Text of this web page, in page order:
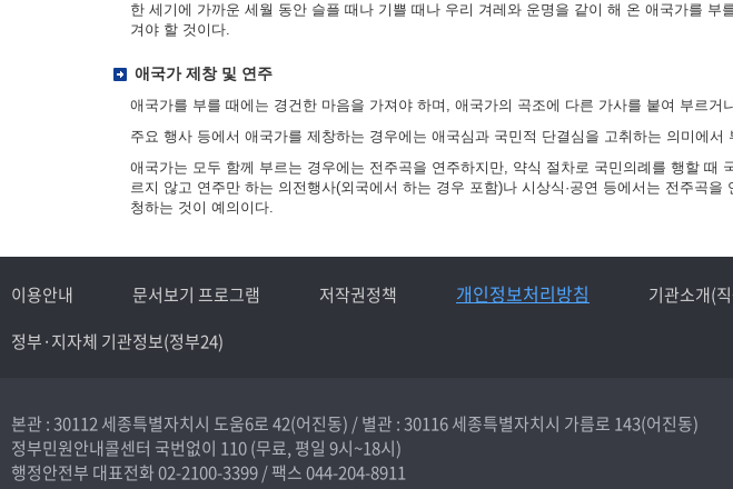
한 세기에 가까운 세월 동안 슬플 때나 기쁠 때나 우리 겨레와 운명을 같이 해 온 애국가를 부
겨야 할 것이다.
애국가 제창 및 연주
애국가를 부를 때에는 경건한 마음을 가져야 하며, 애국가의 곡조에 다른 가사를 붙여 부르거
주요 행사 등에서 애국가를 제창하는 경우에는 애국심과 국민적 단결심을 고취하는 의미에
애국가는 모두 함께 부르는 경우에는 전주곡을 연주하지만, 약식 절차로 국민의례를 행할 때
르지 않고 연주만 하는 의전행사(외국에서 하는 경우 포함)나 시상식·공연 등에서는 전주곡
청하는 것이 예의이다.
이용안내 문서보기 프로그램 저작권정책 개인정보처리방침
기관소개(
정부·지자체 기관정보(정부24)
본관 : 30112 세종특별자치시 도움6로 42(어진동) /별관 : 30116 세종특별자치시 가름로 143(어진동)
정부민원안내콜센터 국번없이 110(무료, 평일 9시~18시)
행정안전부 대표전화02-2100-3399/ 팩스 044-204-8911